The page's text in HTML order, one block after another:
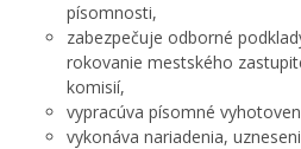
Výberové konania
Voľba hlavného kontrolóra
Ochrana osobných údajov
Úradné hodiny pre styk s
písomnosti,
zabezpečuje odborné
rokovanie mestského
komisií,
vypracúva písomné
vykonáva nariadenia,